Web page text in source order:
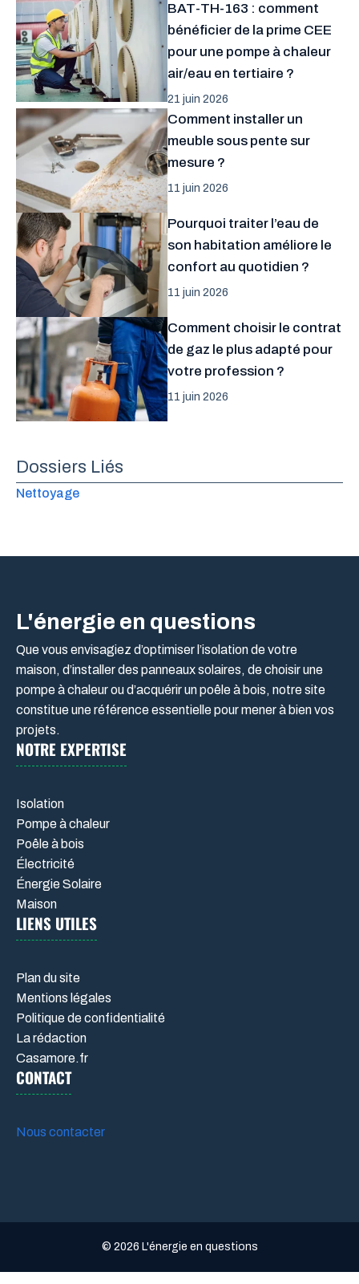
BAT-TH-163 : comment
bénéficier de la prime CEE
pour une pompe à chaleur
air/eau en tertiaire ?
21 juin 2026
Comment installer un
meuble sous pente sur
mesure ?
11 juin 2026
Pourquoi traiter l’eau de
son habitation améliore le
confort au quotidien ?
11 juin 2026
Comment choisir le contrat
de gaz le plus adapté pour
votre profession ?
11 juin 2026
Dossiers Liés
Nettoyage
L'énergie en questions
Que vous envisagiez d’optimiser l’isolation de votre
maison, d’installer des panneaux solaires, de choisir une
pompe à chaleur ou d’acquérir un poêle à bois, notre site
constitue une référence essentielle pour mener à bien vos
projets.
NOTRE EXPERTISE
Isolation
Pompe à chaleur
Poêle à bois
Électricité
Énergie Solaire
Maison
LIENS UTILES
Plan du site
Mentions légales
Politique de confidentialité
La rédaction
Casamore.fr
CONTACT
Nous contacter
© 2026 L'énergie en questions